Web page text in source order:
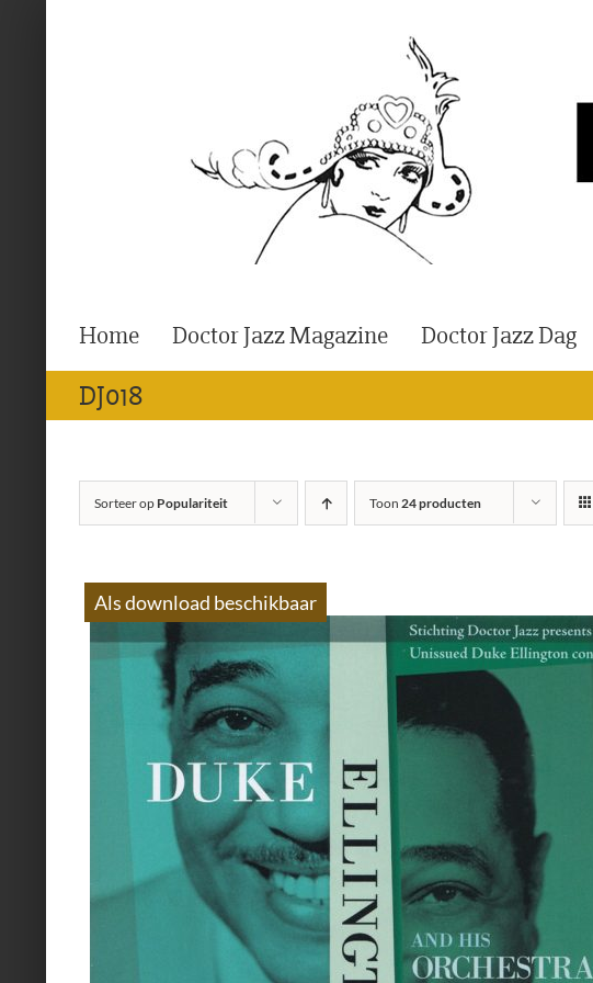
Home Doctor Jazz Magazine Doctor Jazz Dag
DJ018
Sorteer op Populariteit Toon 24 producten
Als download beschikbaar